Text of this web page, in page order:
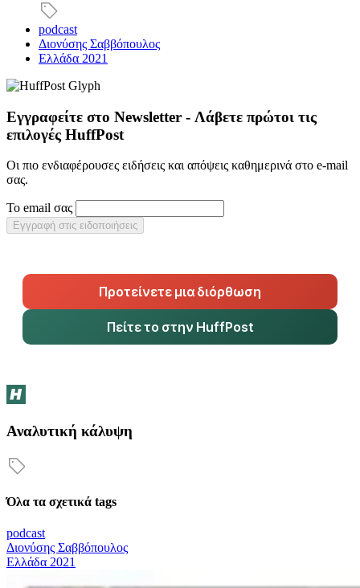
podcast
Διονύσης Σαββόπουλος
Ελλάδα 2021
Εγγραφείτε στο Newsletter - Λάβετε πρώτοι τις
επιλογές HuffPost
Οι πιο ενδιαφέρουσες ειδήσεις και απόψεις καθημερινά στο e-mail
σας.
Το email σας
Εγγραφή στις ειδοποιήσεις
Προτείνετε μια διόρθωση
Πείτε το στην HuffPost
Αναλυτική κάλυψη
Όλα τα σχετικά tags
podcast
Διονύσης Σαββόπουλος
Ελλάδα 2021